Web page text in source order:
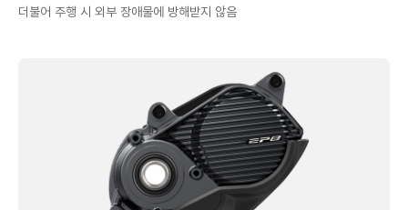
더불어 주행 시 외부 장애물에 방해받지 않음